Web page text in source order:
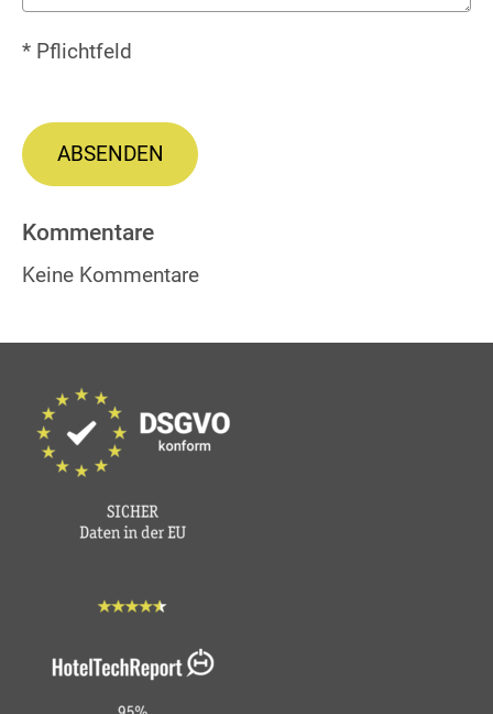
* Pflichtfeld
ABSENDEN
Kommentare
Keine Kommentare